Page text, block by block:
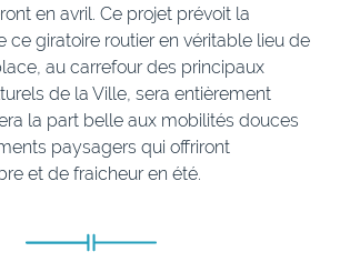
en avril. Ce projet prévoit la
ce giratoire routier en véritable lieu de
au carrefour des principaux
de la Ville, sera entièrement
la part belle aux mobilités douces
paysagers qui offriront
et de fraicheur en été.